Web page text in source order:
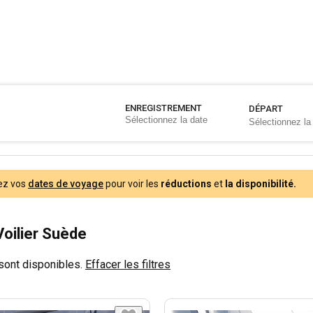
ENREGISTREMENT DÉPART
vos dates de voyagepour voir les réductions et la disponibilité.
Suède
disponibles. Effacer les filtres